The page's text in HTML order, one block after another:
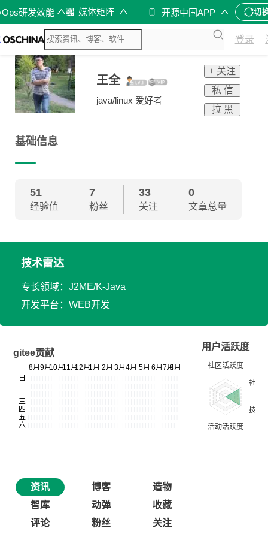
研发效能 媒体矩阵 开源中国APP 切
登录
王全
java/linux 爱好者
+ 关注
私 信
拉 黑
基础信息
51
经验值
7
粉丝
33
关注
0
文章总量
技术雷达
专长领域：J2ME/K-Java
开发平台：WEB开发
gitee贡献
用户活跃度
资讯 博客
造物
智库
动弹
收藏
评论
粉丝 关注